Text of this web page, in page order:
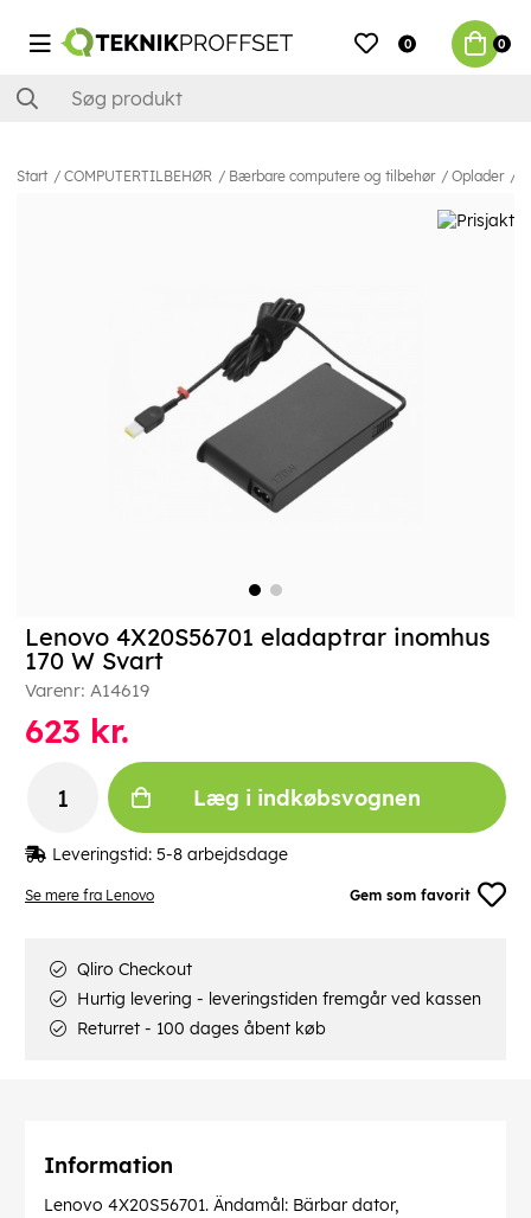
0 0
Start COMPUTERTILBEHØR Bærbare computere og tilbehør Oplader
Se mere fra Lenovo Gem som favorit
Lenovo 4X20S56701 eladaptrar inomhus
170 W Svart
Varenr: A14619
623 kr.
Læg i indkøbsvognen
Leveringstid: 5-8 arbejdsdage
Qliro Checkout
Hurtig levering - leveringstiden fremgår ved kassen
Returret - 100 dages åbent køb
Information
Lenovo 4X20S56701. Ändamål: Bärbar dator,